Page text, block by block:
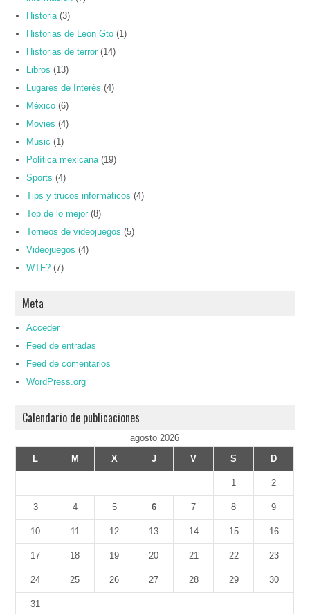
Historia (3)
Historias de León Gto (1)
Historias de terror (14)
Libros (13)
Lugares de Interés (4)
México (6)
Movies (4)
Music (1)
Política mexicana (19)
Sports (4)
Tips y trucos informáticos (4)
Top de lo mejor (8)
Torneos de videojuegos (5)
Videojuegos (4)
WTF? (7)
Meta
Acceder
Feed de entradas
Feed de comentarios
WordPress.org
Calendario de publicaciones
agosto 2026
L
M X J V S D
1 2
3 4 5 6 7 8 9
10 11 12 13 14 15 16
17 18 19 20 21 22 23
24 25 26 27 28 29 30
31